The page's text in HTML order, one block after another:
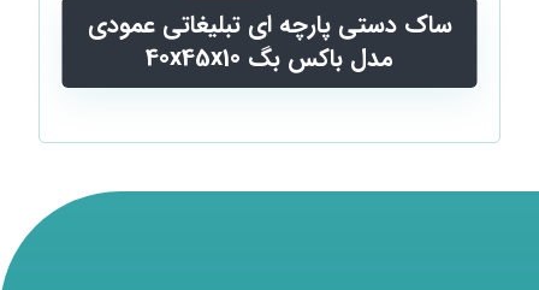
ساک دستی پارچه ای تبليغاتی عمودی
مدل باکس بگ 40x45x10